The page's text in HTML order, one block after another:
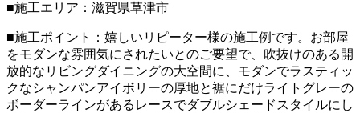
■施工エリア：滋賀県草津市
■施工ポイント： 嬉しいリピーター様の施工例です。お部屋
をモダンな雰囲気にされたいとのご要望で、 吹抜けのある開
放的なリビングダイニングの大空間に、モダンでラスティッ
クなシャンパンアイボリーの厚地と裾にだけライトグレーの
ボーダーラインがあるレースでダブルシェードスタイルにし